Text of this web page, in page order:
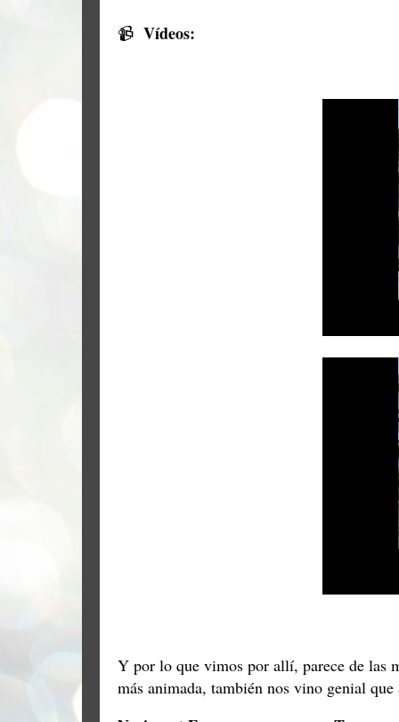
📹 Vídeos:
Y por lo que vimos por allí, parece de las
más animada, también nos vino genial